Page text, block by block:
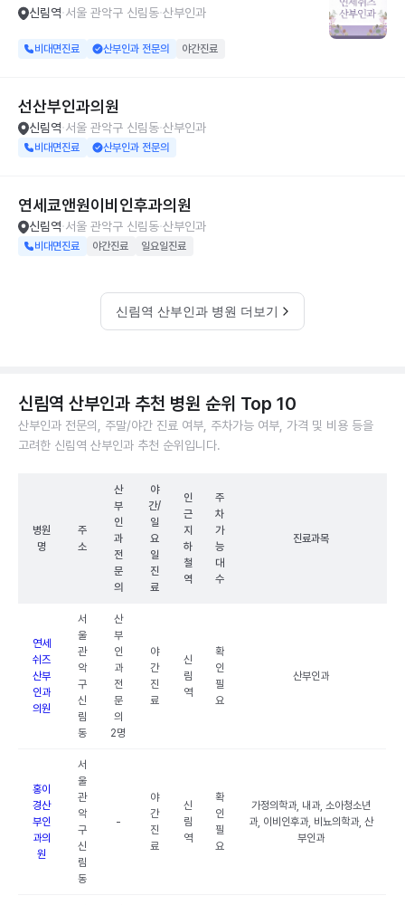
신림역 서울 관악구 신림동 산부인과
비대면진료 산부인과 전문의 야간진료
선산부인과의원
신림역 서울 관악구 신림동 산부인과
비대면진료 산부인과 전문의
연세쿄앤원이비인후과의원
신림역 서울 관악구 신림동 산부인과
비대면진료 야간진료 일요일진료
신림역 산부인과 병원 더보기
신림역 산부인과 추천 병원 순위 Top 10
산부인과 전문의, 주말/야간 진료 여부, 주차가능 여부, 가격 및 비용 등을
고려한 신림역 산부인과 추천 순위입니다.
병원
명
주
소
산
부
인
과
전
문
의
야
간/
일
요
일
진
료
인
근
지
하
철
역
주
차
가
능
대
수
진료과목
연세
쉬즈
산부
인과
의원
서
울
관
악
구
신
림
동
산
부
인
과
전
문
의
2명
야
간
진
료
신
림
역
확
인
필
요
산부인과
홍이
경산
부인
과의
원
서
울
관
악
구
신
림
동
-
야
간
진
료
신
림
역
확
인
필
요
가정의학과, 내과, 소아청소년
과, 이비인후과, 비뇨의학과, 산
부인과